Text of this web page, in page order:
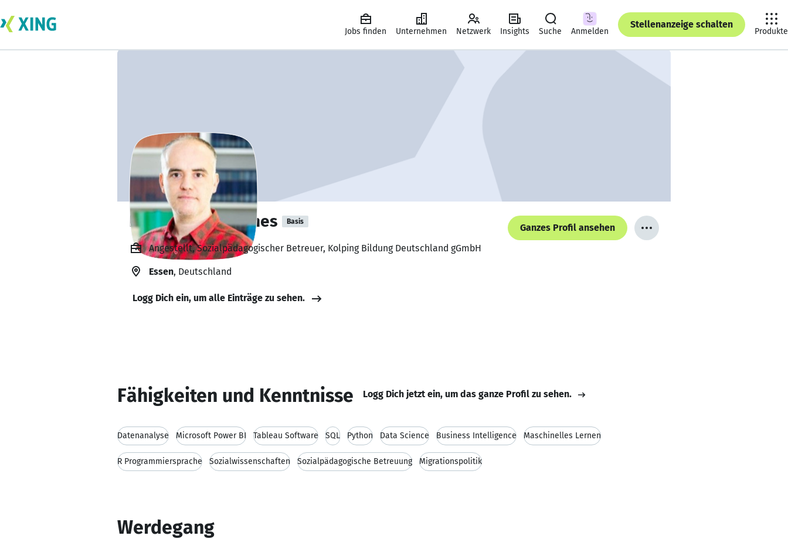
Jobs finden Unternehmen Netzwerk Insights Suche Anmelden
Stellenanzeige schalten
Produkte
Ertunc Aras Ergünes Basis
Ganzes Profil ansehen
Angestellt, Sozialpädagogischer Betreuer, Kolping Bildung Deutschland gGmbH
Essen, Deutschland
Logg Dich ein, um alle Einträge zu sehen.
Fähigkeiten und Kenntnisse Logg Dich jetzt ein, um das ganze Profil zu sehen.
Datenanalyse Microsoft Power BI Tableau Software SQL Python Data Science Business Intelligence Maschinelles Lernen
R Programmiersprache Sozialwissenschaften Sozialpädagogische Betreuung Migrationspolitik
Werdegang